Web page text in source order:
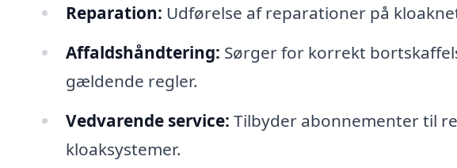
Reparation: Udførelse af reparationer på
Affaldshåndtering: Sørger for korrekt
gældende regler.
Vedvarende service: Tilbyder abonnementer til
kloaksystemer.